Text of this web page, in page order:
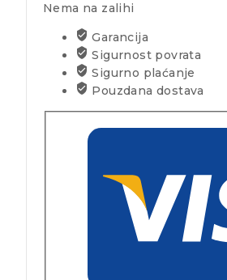
Nema na zalihi
Garancija
Sigurnost povrata
Sigurno plaćanje
Pouzdana dostava